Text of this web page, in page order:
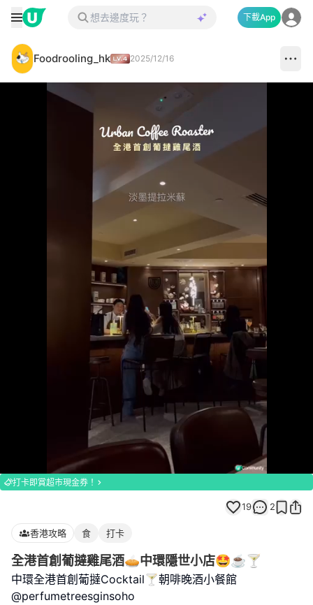
下載App
Foodrooling_hk 2025/12/16
:
100.00%
打卡即賞超市現金券！
19 2
香港攻略 食 打卡
全港首創葡撻雞尾酒🥧中環隱世小店🤩☕️🍸
中環全港首創葡撻Cocktail🍸朝啡晚酒小餐館
@perfumetreesginsoho